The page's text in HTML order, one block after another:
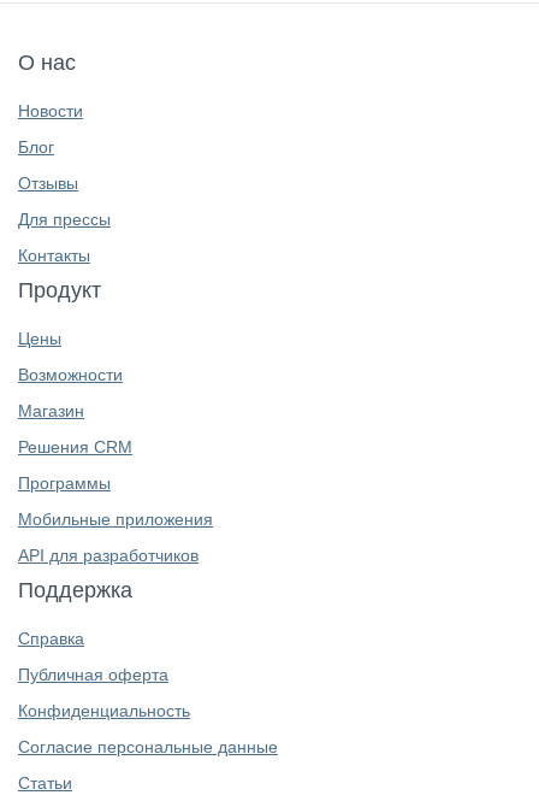
О нас
Новости
Блог
Отзывы
Для прессы
Контакты
Продукт
Цены
Возможности
Магазин
Решения CRM
Программы
Мобильные приложения
API для разработчиков
Поддержка
Справка
Публичная оферта
Конфиденциальность
Согласие персональные данные
Статьи